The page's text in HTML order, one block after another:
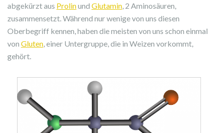
abgekürzt aus Prolinund Glutamin, 2 Aminosäuren,
zusammensetzt. Während nur wenige von uns diesen
Oberbegriff kennen, haben die meisten von uns schon einmal
von Gluten, einer Untergruppe, die in Weizen vorkommt,
gehört.